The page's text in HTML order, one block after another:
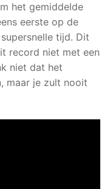
het gemiddelde
eerste op de
tijd. Dit
record niet met een
niet dat het
maar je zult nooit